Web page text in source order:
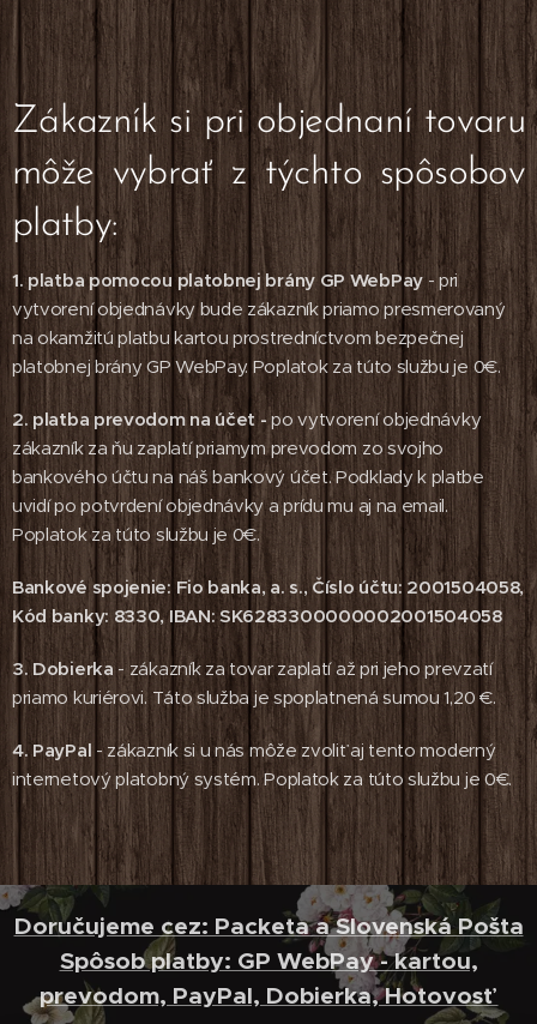
Zákazník si pri objednaní tovaru
môže vybrať z týchto spôsobov
platby:
1. platba pomocou platobnej brány GP WebPay - pri
vytvorení objednávky bude zákazník priamo presmerovaný
na okamžitú platbu kartou prostredníctvom bezpečnej
platobnej brány GP WebPay. Poplatok za túto službu je 0€.
2. platba prevodom na účet -po vytvorení objednávky
zákazník za ňu zaplatí priamym prevodom zo svojho
bankového účtu na náš bankový účet. Podklady k platbe
uvidí po potvrdení objednávky a prídu mu aj na email.
Poplatok za túto službu je 0€.
Bankové spojenie: Fio banka, a. s., Číslo účtu: 2001504058,
Kód banky: 8330, IBAN: SK6283300000002001504058
3. Dobierka - zákazník za tovar zaplatí až pri jeho prevzatí
priamo kuriérovi. Táto služba je spoplatnená sumou 1,20 €.
4. PayPal - zákazník si u nás môže zvoliť aj tento moderný
internetový platobný systém. Poplatok za túto službu je 0€.
Doručujeme cez: Packeta a Slovenská Pošta
Spôsob platby: GP WebPay - kartou,
prevodom, PayPal, Dobierka, Hotovosť